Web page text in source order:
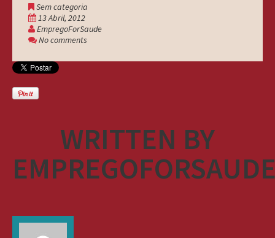
Sem categoria
13 Abril, 2012
EmpregoForSaude
No comments
WRITTEN BY